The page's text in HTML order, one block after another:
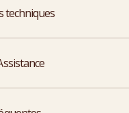
techniques